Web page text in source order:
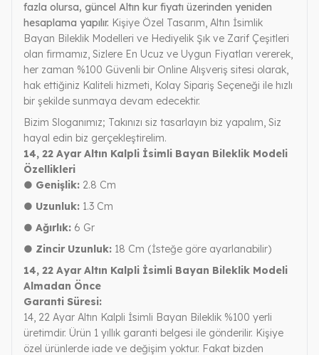
fazla olursa, güncel Altın kur fiyatı üzerinden yeniden
hesaplama yapılır. Kişiye Özel Tasarım, Altın İsimlik
Bayan Bileklik Modelleri ve Hediyelik Şık ve Zarif Çeşitleri
olan firmamız, Sizlere En Ucuz ve Uygun Fiyatları vererek,
her zaman %100 Güvenli bir Online Alışveriş sitesi olarak,
hak ettiğiniz Kaliteli hizmeti, Kolay Sipariş Seçeneği ile hızlı
bir şekilde sunmaya devam edecektir.
Bizim Sloganımız; Takınızı siz tasarlayın biz yapalım, Siz
hayal edin biz gerçekleştirelim.
14, 22 Ayar Altın Kalpli İsimli Bayan Bileklik Modeli
Özellikleri
● Genişlik: 2.8 Cm
● Uzunluk: 1.3 Cm
● Ağırlık: 6 Gr
● Zincir Uzunluk: 18 Cm (İsteğe göre ayarlanabilir)
14, 22 Ayar Altın Kalpli İsimli Bayan Bileklik Modeli
Almadan Önce
Garanti Süresi:
14, 22 Ayar Altın Kalpli İsimli Bayan Bileklik %100 yerli
üretimdir. Ürün 1 yıllık garanti belgesi ile gönderilir. Kişiye
özel ürünlerde iade ve değişim yoktur. Fakat bizden